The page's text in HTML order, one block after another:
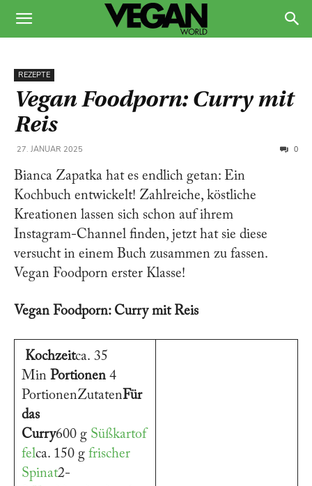
REZEPTE
Vegan Foodporn: Curry mit
Reis
27. JANUAR 2025 0
Bianca Zapatka hat es endlich getan: Ein
Kochbuch entwickelt! Zahlreiche, köstliche
Kreationen lassen sich schon auf ihrem
Instagram-Channel finden, jetzt hat sie diese
versucht in einem Buch zusammen zu fassen.
Vegan Foodporn erster Klasse!
Vegan Foodporn: Curry mit Reis
Kochzeitca. 35
Min Portionen 4
PortionenZutatenFür
das
Curry600 g Süßkartof
felca. 150 g frischer
Spinat2-